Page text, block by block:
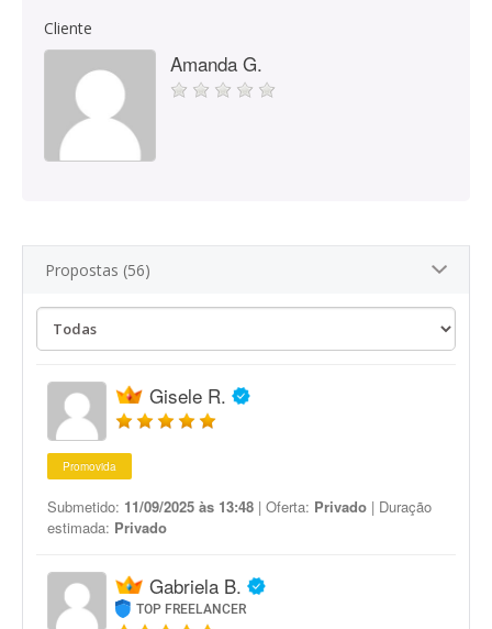
Cliente
Amanda G.
Propostas (56)
Gisele R.
Promovida
Submetido: 11/09/2025 às 13:48 | Oferta: Privado | Duração
estimada: Privado
Gabriela B.
TOP FREELANCER